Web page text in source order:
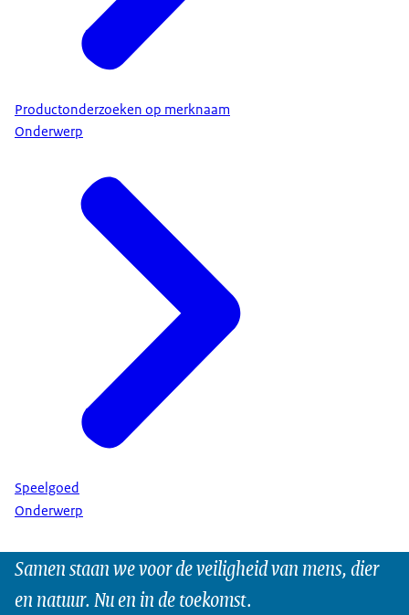
Productonderzoeken op merknaam
Onderwerp
Speelgoed
Onderwerp
Samen staan we voor de veiligheid van mens, dier
en natuur. Nu en in de toekomst.